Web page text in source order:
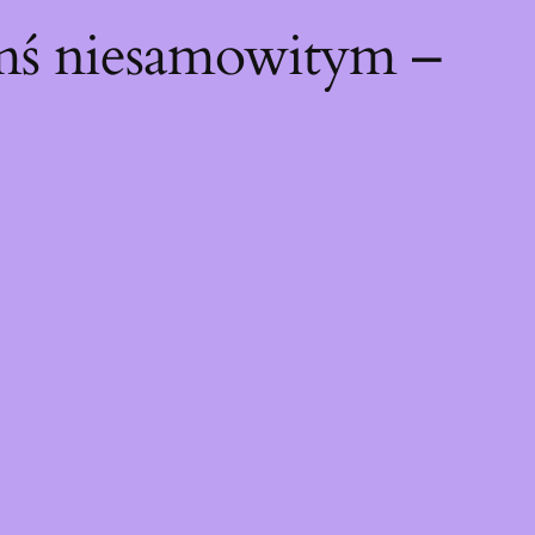
niesamowitym –